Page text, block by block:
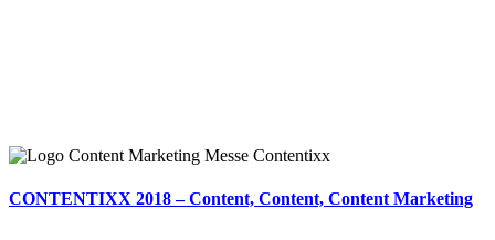
CONTENTIXX 2018 – Content, Content, Content Marketing